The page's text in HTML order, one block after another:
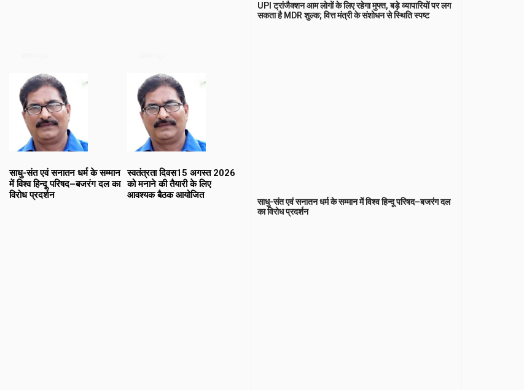
साधु-संत एवं सनातन धर्म के सम्मान
में विश्व हिन्दू परिषद–बजरंग दल का
विरोध प्रदर्शन
स्वतंत्रता दिवस15 अगस्त 2026
को मनाने की तैयारी के लिए
आवश्यक बैठक आयोजित
UPI ट्रांजैक्शन आम लोगों के लिए रहेगा मुफ्त, बड़े व्यापारियों पर लग
सकता है MDR शुल्क; वित्त मंत्री के संशोधन से स्थिति स्पष्ट
साधु-संत एवं सनातन धर्म के सम्मान में विश्व हिन्दू परिषद–बजरंग दल
का विरोध प्रदर्शन